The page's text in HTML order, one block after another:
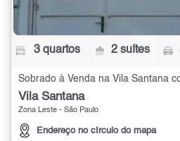
3 quartos 2 suítes
Sobrado à Venda na Vila Santana
Vila Santana
Zona Leste - São Paulo
Endereço no círculo do mapa